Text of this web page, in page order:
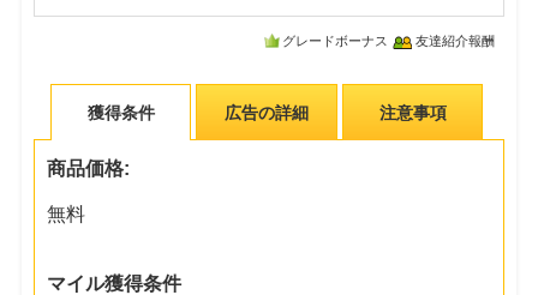
グレードボーナス 友達紹介報酬
獲得条件 広告の詳細 注意事項
商品価格:
無料
マイル獲得条件